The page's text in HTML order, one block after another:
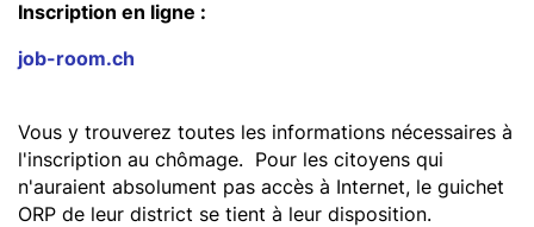
Inscription en ligne :
job-room.ch
Vous y trouverez toutes les informations nécessaires à
l'inscription au chômage. Pour les citoyens qui
n'auraient absolument pas accès à Internet, le guichet
ORP de leur district se tient à leur disposition.